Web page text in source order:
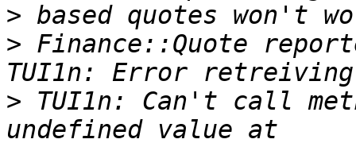
>
> Finance::Quote
> TUI1n: Can't call